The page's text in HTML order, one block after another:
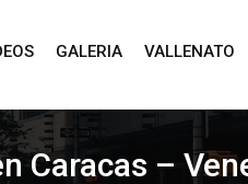
GALERIA VALLENATO
Caracas –